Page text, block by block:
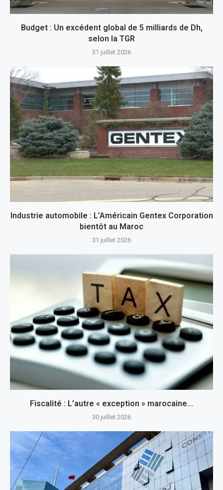
Budget : Un excédent global de 5 milliards de Dh,
selon la TGR
31 juillet 2026
Industrie automobile : L’Américain Gentex Corporation
bientôt au Maroc
31 juillet 2026
Fiscalité : L’autre « exception » marocaine…
30 juillet 2026